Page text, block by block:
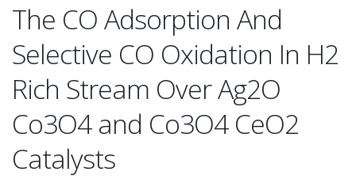
The CO Adsorption And
Selective CO Oxidation In H2
Rich Stream Over Ag2O
Co3O4 and Co3O4 CeO2
Catalysts